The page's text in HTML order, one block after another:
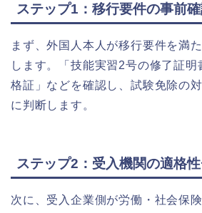
ステップ1：移行要件の事前
まず、外国人本人が移行要件を満
します。「技能実習2号の修了証明
格証」などを確認し、試験免除の
に判断します。
ステップ2：受入機関の適格
次に、受入企業側が労働・社会保